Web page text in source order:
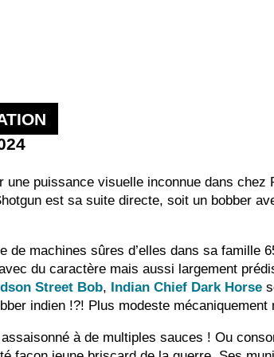
une puissance visuelle inconnue dans
est sa suite directe, soit un bobber
de machines sûres d’elles dans sa famille
du caractère mais aussi largement
Street Bob, Indian Chief Dark Horse
indien !?! Plus modeste
à de multiples sauces ! Ou